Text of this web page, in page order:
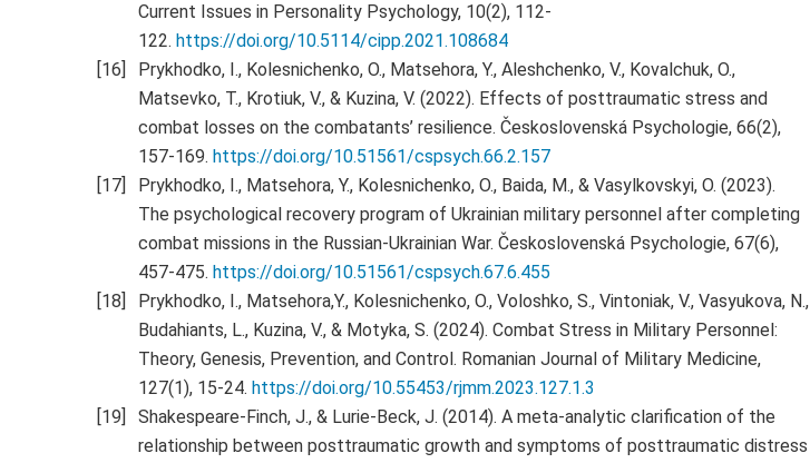
Current Issues in Personality Psychology, 10(2), 112-
122. https://doi.org/10.5114/cipp.2021.108684
Prykhodko, I., Kolesnichenko, O., Matsehora, Y., Aleshchenko, V., Kovalchuk, O.,
Matsevko, T., Krotiuk, V., & Kuzina, V. (2022). Effects of posttraumatic stress and
combat losses on the combatants’ resilience. Československá Psychologie, 66(2),
157-169. https://doi.org/10.51561/cspsych.66.2.157
Prykhodko, I., Matsehora, Y., Kolesnichenko, O., Baida, M., & Vasylkovskyi, O. (2023).
The psychological recovery program of Ukrainian military personnel after completing
combat missions in the Russian-Ukrainian War. Československá Psychologie, 67(6),
457-475. https://doi.org/10.51561/cspsych.67.6.455
Prykhodko, I., Matsehora,Y., Kolesnichenko, O., Voloshko, S., Vintoniak, V., Vasyukova, N.,
Budahiants, L., Kuzina, V., & Motyka, S. (2024). Combat Stress in Military Personnel:
Theory, Genesis, Prevention, and Control. Romanian Journal of Military Medicine,
127(1), 15-24. https://doi.org/10.55453/rjmm.2023.127.1.3
Shakespeare-Finch, J., & Lurie-Beck, J. (2014). A meta-analytic clarification of the
relationship between posttraumatic growth and symptoms of posttraumatic distress